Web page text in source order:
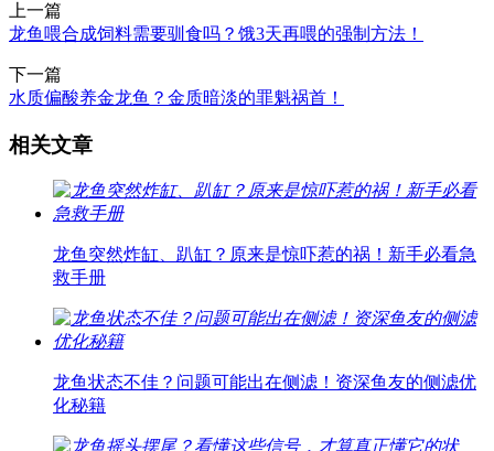
上一篇
龙鱼喂合成饲料需要驯食吗？饿3天再喂的强制方法！
下一篇
水质偏酸养金龙鱼？金质暗淡的罪魁祸首！
相关文章
龙鱼突然炸缸、趴缸？原来是惊吓惹的祸！新手必看急
救手册
龙鱼状态不佳？问题可能出在侧滤！资深鱼友的侧滤优
化秘籍